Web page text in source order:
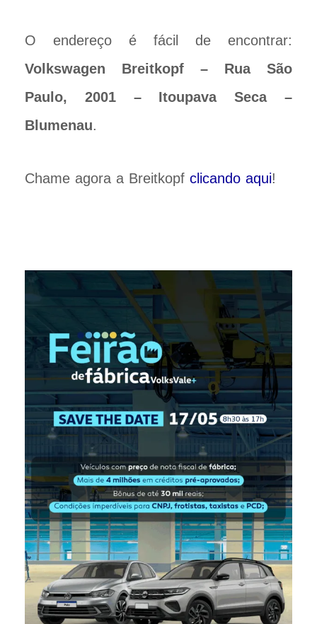
O endereço é fácil de encontrar:
Volkswagen Breitkopf – Rua São
Paulo, 2001 – Itoupava Seca –
Blumenau.
Chame agora a Breitkopf clicando aqui!